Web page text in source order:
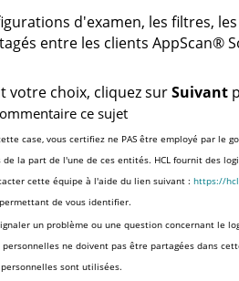
d'examen, les filtres,
entre les clients AppScan®
votre choix, cliquez surSuivant
ce sujet
case, vous certifiez ne PAS être employé par le
la part de l'une de ces entités. HCL fournit des
cette équipe à l'aide du lien suivant :https://
de vous identifier.
un problème ou une question concernant le
personnelles ne doivent pas être partagées dans
sont utilisées.